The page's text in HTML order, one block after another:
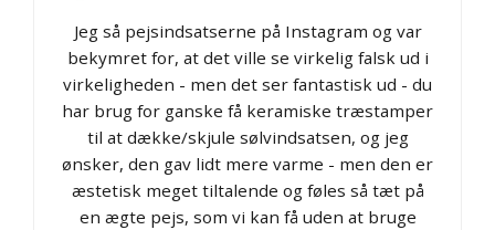
Jeg så pejsindsatserne på Instagram og var
bekymret for, at det ville se virkelig falsk ud i
virkeligheden - men det ser fantastisk ud - du
har brug for ganske få keramiske træstamper
til at dække/skjule sølvindsatsen, og jeg
ønsker, den gav lidt mere varme - men den er
æstetisk meget tiltalende og føles så tæt på
en ægte pejs, som vi kan få uden at bruge